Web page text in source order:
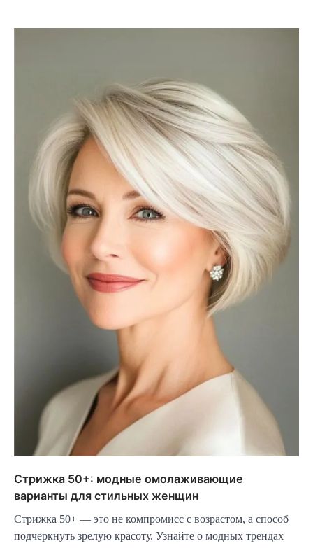
Стрижка 50+: модные омолаживающие
варианты для стильных женщин
Стрижка 50+ — это не компромисс с возрастом, а способ
подчеркнуть зрелую красоту. Узнайте о модных трендах